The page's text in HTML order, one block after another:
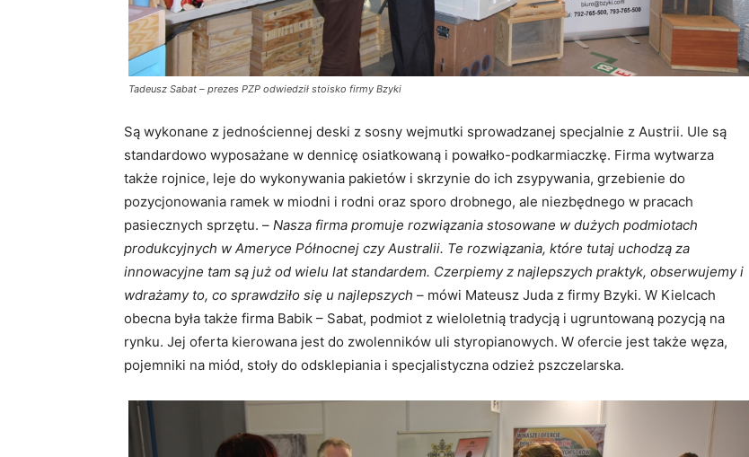
Tadeusz Sabat – prezes PZP odwiedził stoisko firmy Bzyki
Są wykonane z jednościennej deski z sosny wejmutki sprowadzanej specjalnie z Austrii. Ule są
standardowo wyposażane w dennicę osiatkowaną i powałko-podkarmiaczkę. Firma wytwarza
także rojnice, leje do wykonywania pakietów i skrzynie do ich zsypywania, grzebienie do
pozycjonowania ramek w miodni i rodni oraz sporo drobnego, ale niezbędnego w pracach
pasiecznych sprzętu. – Nasza firma promuje rozwiązania stosowane w dużych podmiotach
produkcyjnych w Ameryce Północnej czy Australii. Te rozwiązania, które tutaj uchodzą za
innowacyjne tam są już od wielu lat standardem. Czerpiemy z najlepszych praktyk, obserwujemy i
wdrażamy to, co sprawdziło się u najlepszych – mówi Mateusz Juda z firmy Bzyki. W Kielcach
obecna była także firma Babik – Sabat, podmiot z wieloletnią tradycją i ugruntowaną pozycją na
rynku. Jej oferta kierowana jest do zwolenników uli styropianowych. W ofercie jest także węza,
pojemniki na miód, stoły do odsklepiania i specjalistyczna odzież pszczelarska.